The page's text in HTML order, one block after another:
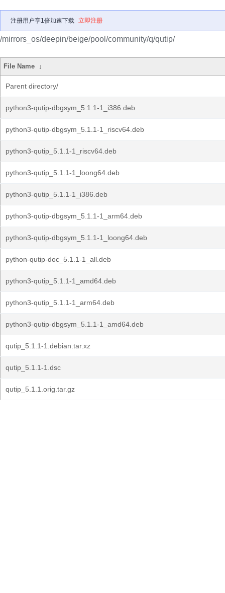
注册用户享1倍加速下载 立即注册
/mirrors_os/deepin/beige/pool/community/q/qutip/
File Name ↓
Parent directory/
python3-qutip-dbgsym_5.1.1-1_i386.deb
python3-qutip-dbgsym_5.1.1-1_riscv64.deb
python3-qutip_5.1.1-1_riscv64.deb
python3-qutip_5.1.1-1_loong64.deb
python3-qutip_5.1.1-1_i386.deb
python3-qutip-dbgsym_5.1.1-1_arm64.deb
python3-qutip-dbgsym_5.1.1-1_loong64.deb
python-qutip-doc_5.1.1-1_all.deb
python3-qutip_5.1.1-1_amd64.deb
python3-qutip_5.1.1-1_arm64.deb
python3-qutip-dbgsym_5.1.1-1_amd64.deb
qutip_5.1.1-1.debian.tar.xz
qutip_5.1.1-1.dsc
qutip_5.1.1.orig.tar.gz